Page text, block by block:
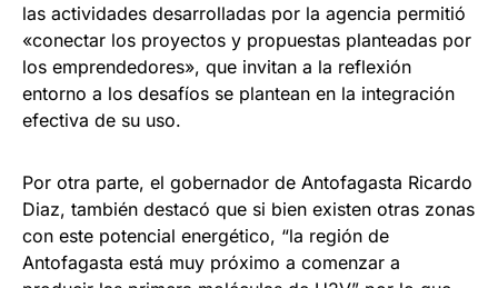
las actividades desarrolladas por la agencia permitió
«conectar los proyectos y propuestas planteadas por
los emprendedores», que invitan a la reflexión
entorno a los desafíos se plantean en la integración
efectiva de su uso.
Por otra parte, el gobernador de Antofagasta Ricardo
Diaz, también destacó que si bien existen otras zonas
con este potencial energético, “la región de
Antofagasta está muy próximo a comenzar a